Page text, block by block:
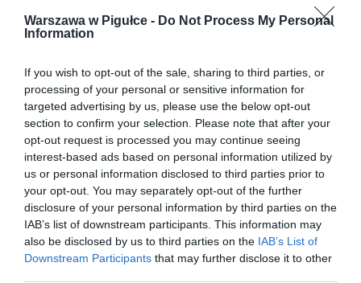
Warszawa w Pigułce - Do Not Process My Personal
Information
If you wish to opt-out of the sale, sharing to third parties, or
processing of your personal or sensitive information for
targeted advertising by us, please use the below opt-out
section to confirm your selection. Please note that after your
opt-out request is processed you may continue seeing
interest-based ads based on personal information utilized by
us or personal information disclosed to third parties prior to
your opt-out. You may separately opt-out of the further
disclosure of your personal information by third parties on the
IAB’s list of downstream participants. This information may
also be disclosed by us to third parties on the IAB’s List of
Downstream Participants that may further disclose it to other